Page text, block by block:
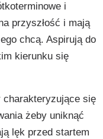
i
przyszłość i mają
chcą. Aspirują do
kierunku się
charakteryzujące się
żeby uniknąć
lęk przed startem